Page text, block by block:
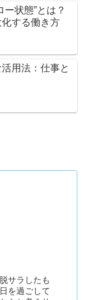
状態”とは？
する働き方
用法：仕事と
サラしたも
を過ごして